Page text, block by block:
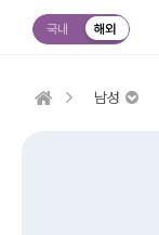
국내 해외
남성